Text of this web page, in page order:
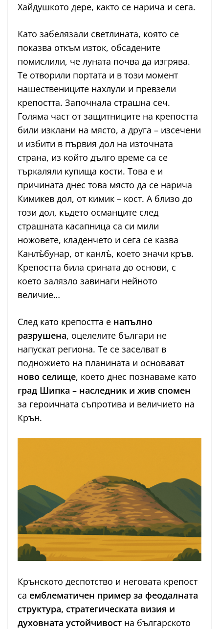
Хайдушкото дере, както се нарича и сега.
Като забелязали светлината, която се
показва откъм изток, обсадените
помислили, че луната почва да изгрява.
Те отворили портата и в този момент
нашествениците нахлули и превзели
крепостта. Започнала страшна сеч.
Голяма част от защитниците на крепостта
били изклани на място, а друга – изсечени
и избити в първия дол на източната
страна, из който дълго време са се
търкаляли купища кости. Това е и
причината днес това място да се нарича
Кимикев дол, от кимик – кост. А близо до
този дол, където османците след
страшната касапница са си мили
ножовете, кладенчето и сега се казва
Канлъ̀бунар, от канлъ̀, което значи кръв.
Крепостта била срината до основи, с
което залязло завинаги нейното
величие…
След като крепостта е напълно
разрушена, оцелелите българи не
напускат региона. Те се заселват в
подножието на планината и основават
ново селище, което днес познаваме като
град Шипка – наследник и жив спомен
за героичната съпротива и величието на
Крън.
Крънското деспотство и неговата крепост
са емблематичен пример за феодалната
структура, стратегическата визия и
духовната устойчивост на българското